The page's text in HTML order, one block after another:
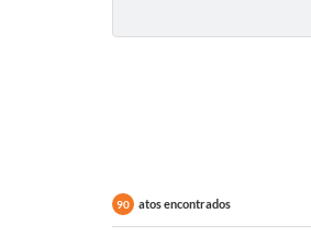
90 atos encontrados